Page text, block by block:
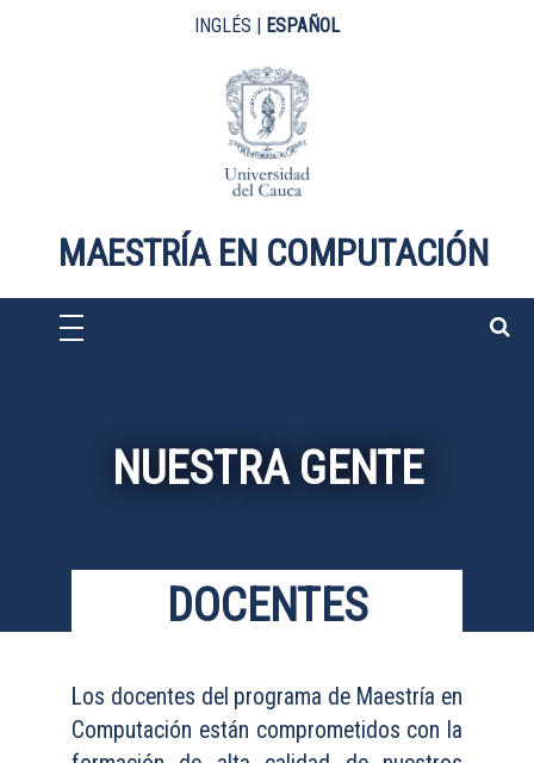
Pasar al contenido principal
INGLÉS | ESPAÑOL
MAESTRÍA EN COMPUTACIÓN
NUESTRA GENTE
DOCENTES
Los docentes del programa de Maestría en
Computación están comprometidos con la